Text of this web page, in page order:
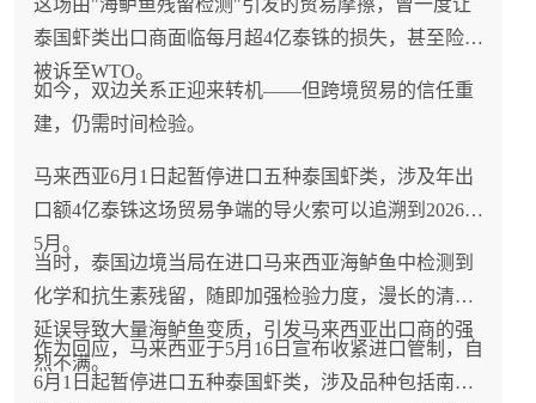
泰国虾类出口商面临每月超4亿泰铢的损失，甚至险些
被诉至WTO。
如今，双边关系正迎来转机——但跨境贸易的信任重
建，仍需时间检验。
马来西亚6月1日起暂停进口五种泰国虾类，涉及年出
口额4亿泰铢这场贸易争端的导火索可以追溯到2026年
5月。
当时，泰国边境当局在进口马来西亚海鲈鱼中检测到
化学和抗生素残留，随即加强检验力度，漫长的清关
延误导致大量海鲈鱼变质，引发马来西亚出口商的强
烈不满。
作为回应，马来西亚于5月16日宣布收紧进口管制，自
6月1日起暂停进口五种泰国虾类，涉及品种包括南美